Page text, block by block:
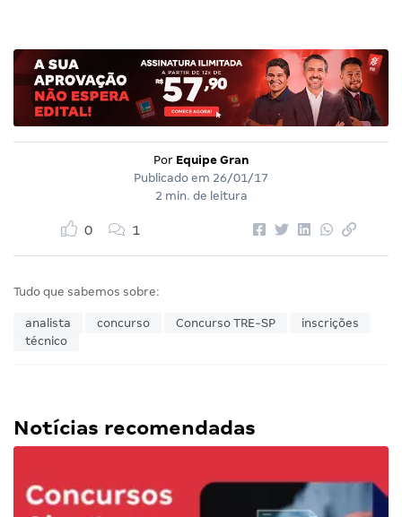
Por Equipe Gran
Publicado em 26/01/17
2 min. de leitura
0 1
Tudo que sabemos sobre:
analista concurso Concurso TRE-SP
inscrições
técnico
Notícias recomendadas